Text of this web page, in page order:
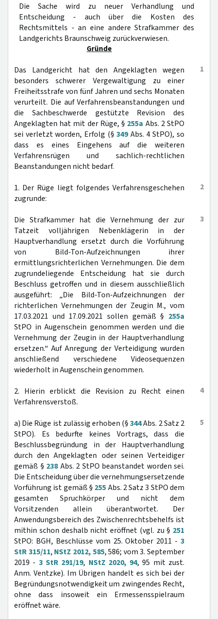
Die Sache wird zu neuer Verhandlung und
Entscheidung - auch über die Kosten des
Rechtsmittels - an eine andere Strafkammer des
Landgerichts Braunschweig zurückverwiesen.
Gründe
1
Das Landgericht hat den Angeklagten wegen
besonders schwerer Vergewaltigung zu einer
Freiheitsstrafe von fünf Jahren und sechs Monaten
verurteilt. Die auf Verfahrensbeanstandungen und
die Sachbeschwerde gestützte Revision des
Angeklagten hat mit der Rüge, § 255a Abs. 2 StPO
sei verletzt worden, Erfolg (§349Abs. 4 StPO), so
dass es eines Eingehens auf die weiteren
Verfahrensrügen und sachlich-rechtlichen
Beanstandungen nicht bedarf.
2
1. Der Rüge liegt folgendes Verfahrensgeschehen
zugrunde:
3
Die Strafkammer hat die Vernehmung der zur
Tatzeit volljährigen Nebenklägerin in der
Hauptverhandlung ersetzt durch die Vorführung
von Bild-Ton-Aufzeichnungen ihrer
ermittlungsrichterlichen Vernehmungen. Die dem
zugrundeliegende Entscheidung hat sie durch
Beschluss getroffen und in diesem ausschließlich
ausgeführt: „Die Bild-Ton-Aufzeichnungen der
richterlichen Vernehmungen der Zeugin M., vom
17.03.2021 und 17.09.2021 sollen gemäß § 255a
StPO in Augenschein genommen werden und die
Vernehmung der Zeugin in der Hauptverhandlung
ersetzen.“ Auf Anregung der Verteidigung wurden
anschließend verschiedene Videosequenzen
wiederholt in Augenschein genommen.
4
2. Hierin erblickt die Revision zu Recht einen
Verfahrensverstoß.
5
a) Die Rüge ist zulässig erhoben (§344Abs. 2 Satz 2
StPO). Es bedurfte keines Vortrags, dass die
Beschlussbegründung in der Hauptverhandlung
durch den Angeklagten oder seinen Verteidiger
gemäß § 238 Abs. 2 StPO beanstandet worden sei.
Die Entscheidung über die vernehmungsersetzende
Vorführung ist gemäß § 255Abs. 2 Satz 3 StPO dem
gesamten Spruchkörper und nicht dem
Vorsitzenden allein überantwortet. Der
Anwendungsbereich des Zwischenrechtsbehelfs ist
mithin schon deshalb nicht eröffnet (vgl. zu § 251
StPO: BGH, Beschlüsse vom 25. Oktober 2011 - 3
StR 315/11, NStZ 2012, 585, 586; vom 3. September
2019 - 3 StR 291/19, NStZ 2020, 94, 95 mit zust.
Anm. Ventzke). Im Übrigen handelt es sich bei der
Begründungsnotwendigkeit um zwingendes Recht,
ohne dass insoweit ein Ermessensspielraum
eröffnet wäre.